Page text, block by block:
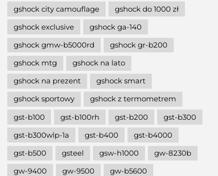
gshock city camouflage
gshock do 1000 zł
gshock exclusive
gshock ga-140
gshock gmw-b5000rd
gshock gr-b200
gshock mtg
gshock na lato
gshock na prezent
gshock smart
gshock sportowy
gshock z termometrem
gst-b100
gst-b100rh gst-b200
gst-b300
gst-b300wlp-1a
gst-b400
gst-b4000
gst-b500
gsteel gsw-h1000
gw-8230b
gw-9400
gw-9500
gw-b5600